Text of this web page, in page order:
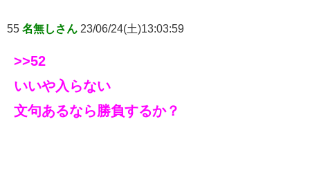
55 名無しさん 23/06/24(土)13:03:59
>>52
いいや入らない
文句あるなら勝負するか？